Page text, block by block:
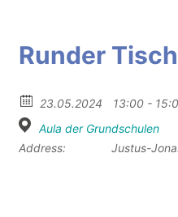
Runder
23.05.2024
13:00 -
Aula der Grundschulen
Address:
Justus-